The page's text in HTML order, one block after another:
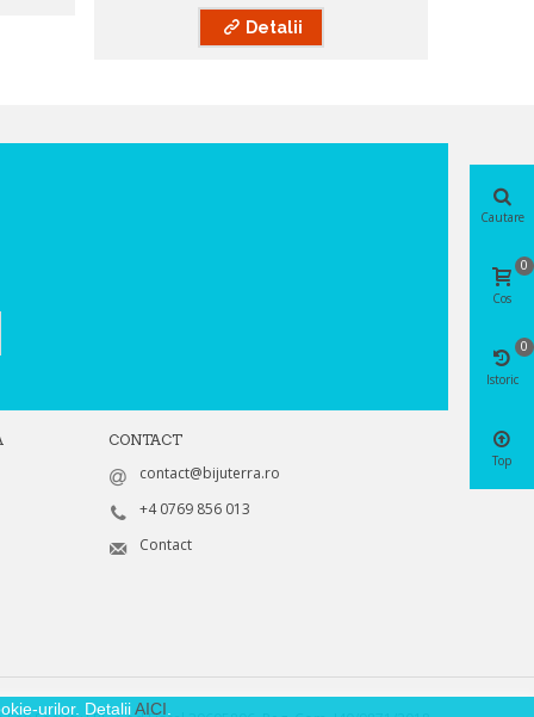
Detalii
CONTACT
contact@bijuterra.ro
+4 0769 856 013
Contact
urilor. DetaliiAICI
Cautare
Cos
0
Istoric
0
Top